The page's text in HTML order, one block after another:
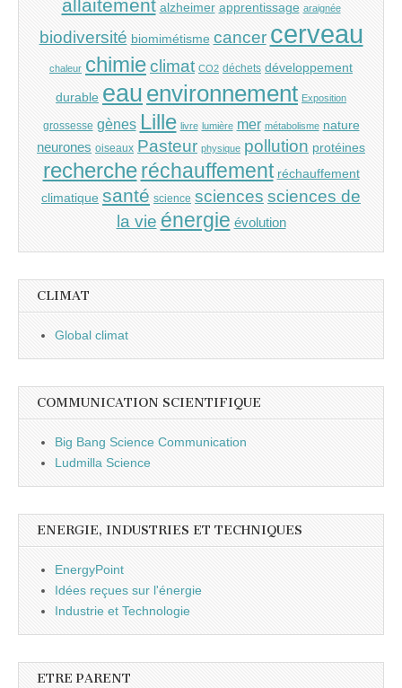
allaitement alzheimer apprentissage araignée
biodiversité biomimétisme cancer cerveau
chaleur chimieclimat CO2 déchets développement
durable eau environnement Exposition
grossesse gènes Lille livre lumière mer métabolisme nature
neurones oiseaux Pasteur physique pollution protéines
recherche réchauffement réchauffement
climatique santé science sciences sciences de
la vie énergie évolution
CLIMAT
Global climat
COMMUNICATION SCIENTIFIQUE
Big Bang Science Communication
Ludmilla Science
ENERGIE, INDUSTRIES ET TECHNIQUES
EnergyPoint
Idées reçues sur l'énergie
Industrie et Technologie
ETRE PARENT